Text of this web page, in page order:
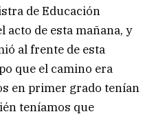
de Educación
acto de esta mañana, y
al frente de esta
que el camino era
en primer grado tenían
teníamos que